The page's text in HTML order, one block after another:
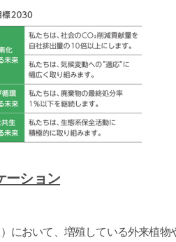
ーション
において、増殖している外来植物